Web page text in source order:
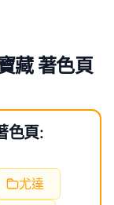
藏 著色頁
色頁:
尤達